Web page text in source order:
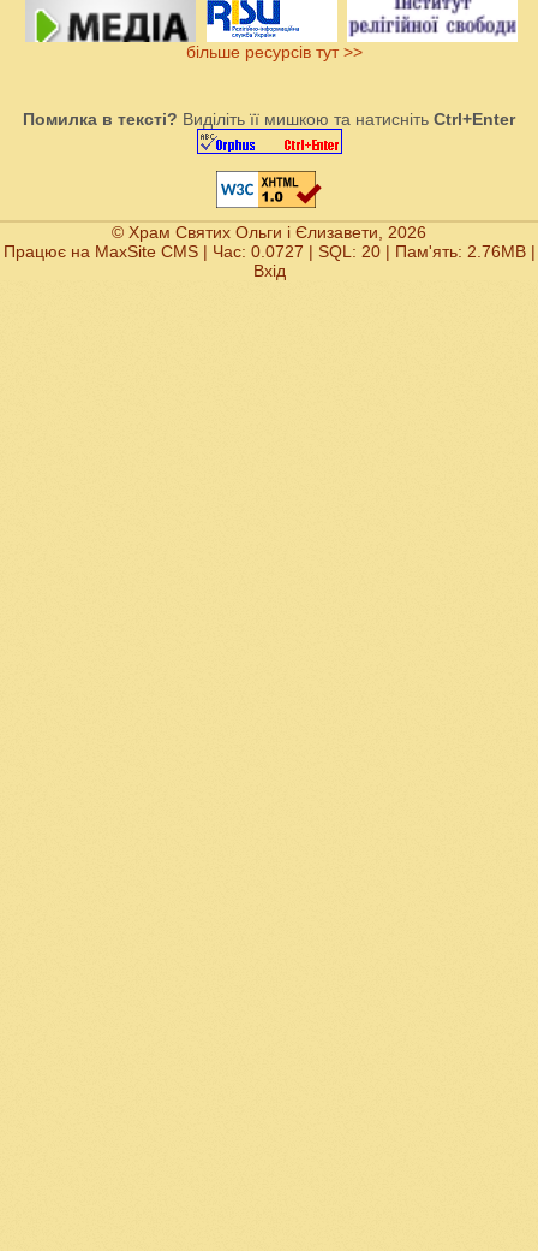
більше ресурсів тут >>
Помилка в тексті? Виділіть її мишкою та натисніть Ctrl+Enter
© Храм Святих Ольги і Єлизавети, 2026
Працює на MaxSite CMS| Час: 0.0727 | SQL: 20 | Пам'ять: 2.76MB|
Вхід